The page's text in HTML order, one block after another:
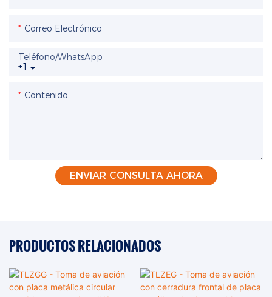
Correo Electrónico
+1
Teléfono/WhatsApp
Contenido
ENVIAR CONSULTA AHORA
PRODUCTOS RELACIONADOS